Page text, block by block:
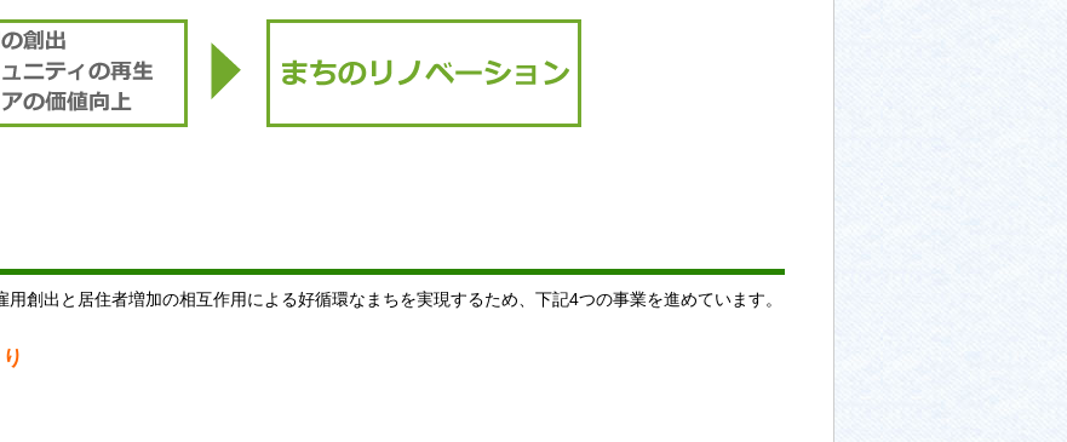
創出と居住者増加の相互作用による好循環なまちを実現するため、下記4つの事業を進めています。